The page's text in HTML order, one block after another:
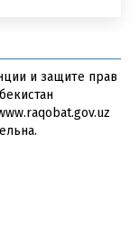
и защите прав